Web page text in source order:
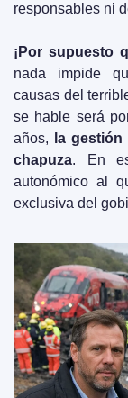
responsables ni
¡Por supuesto
nada impide
causas del
se hable será
años,
la
chapuza. En
autonómico al
exclusiva del